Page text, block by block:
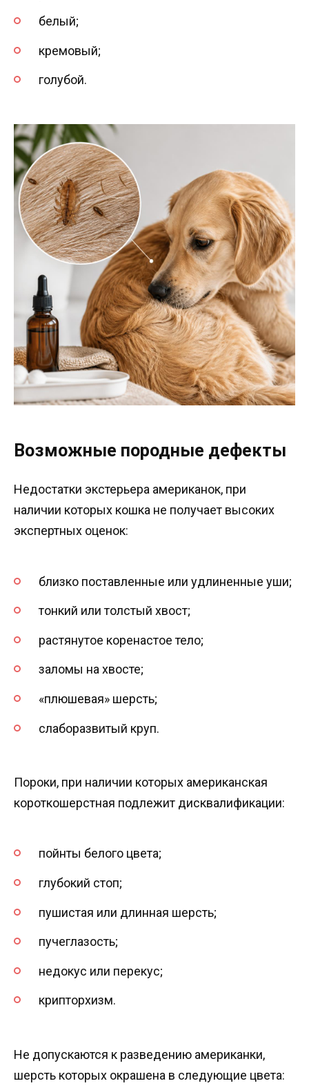
белый;
кремовый;
голубой.
Возможные породные дефекты
Недостатки экстерьера американок, при
наличии которых кошка не получает высоких
экспертных оценок:
близко поставленные или удлиненные уши;
тонкий или толстый хвост;
растянутое коренастое тело;
заломы на хвосте;
«плюшевая» шерсть;
слаборазвитый круп.
Пороки, при наличии которых американская
короткошерстная подлежит дисквалификации:
пойнты белого цвета;
глубокий стоп;
пушистая или длинная шерсть;
пучеглазость;
недокус или перекус;
крипторхизм.
Не допускаются к разведению американки,
шерсть которых окрашена в следующие цвета: